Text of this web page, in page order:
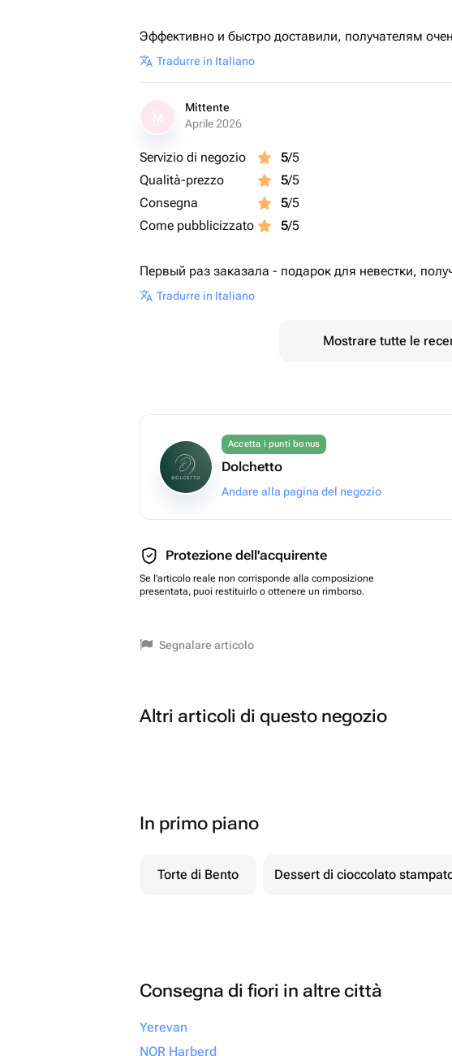
Эффективно и быстро доставили, получателям
Tradurre in Italiano
Mittente
Aprile 2026
Servizio di negozio 5/5
Qualità-prezzo
5/5
Consegna
5/5
Come pubblicizzato
5/5
Первый раз заказала - подарок для невестки,
Tradurre in Italiano
Mostrare tutte le
Accetta i punti bonus
Dolchetto
Andare alla pagina del negozio
Protezione dell'acquirente
Se l'articolo reale non corrisponde alla composizione
presentata, puoi restituirlo o ottenere un rimborso.
Segnalare articolo
Altri articoli di questo negozio
In primo piano
Torte di Bento Dessert di cioccolato
Consegna di fiori in altre città
Yerevan
NOR Harberd